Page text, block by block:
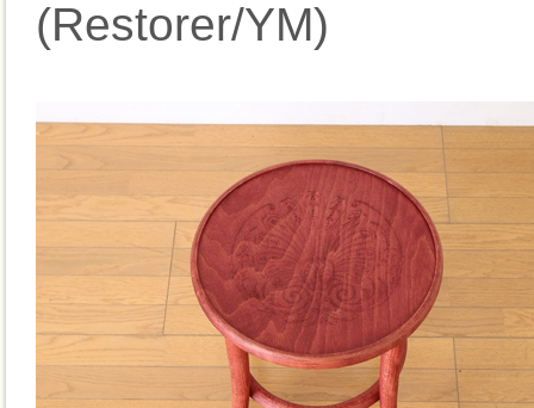
(Restorer/YM)